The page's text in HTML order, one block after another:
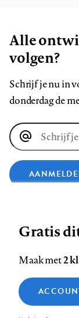
Alle
volgen?
Schrijf je nu in
donderdag de
E-
op
Facebook
op
Footer
Contact Colofon
Gratis
Maak met2
Zie onze cookie
Analytische